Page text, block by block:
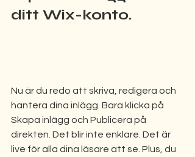
ditt Wix-konto.
Nu är du redo att skriva, redigera och
hantera dina inlägg. Bara klicka på
Skapa inlägg och Publicera på
direkten. Det blir inte enklare. Det är
live för alla dina läsare att se. Plus, du